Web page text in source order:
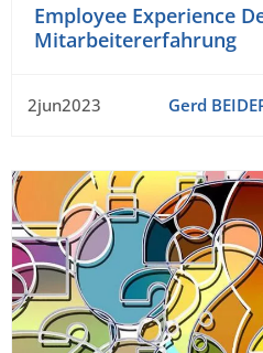
Employee Experience
Mitarbeitererfahrung
2jun2023 Gerd